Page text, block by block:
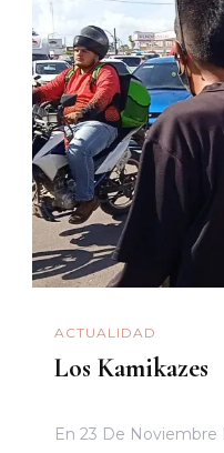
ACTUALIDAD
Los Kamikazes
En 23 De Noviembre